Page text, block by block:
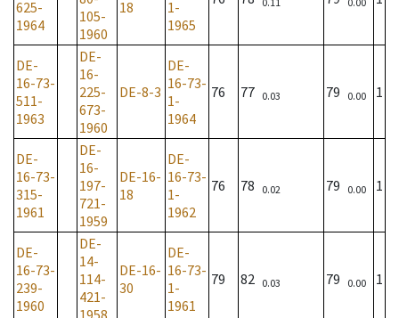
625-
1964
105-
1960
18
1-
1965
DE-
16-73-
511-
1963
DE-
16-
225-
673-
1960
DE-8-3
DE-
16-73-
1-
1964
76 77 0.03 79 0.00 1
DE-
16-73-
315-
1961
DE-
16-
197-
721-
1959
DE-16-
18
DE-
16-73-
1-
1962
76 78 0.02 79 0.00 1
DE-
16-73-
239-
1960
DE-
14-
114-
421-
DE-16-
30
DE-
16-73-
1-
1961
79 82 0.03 79 0.00 1